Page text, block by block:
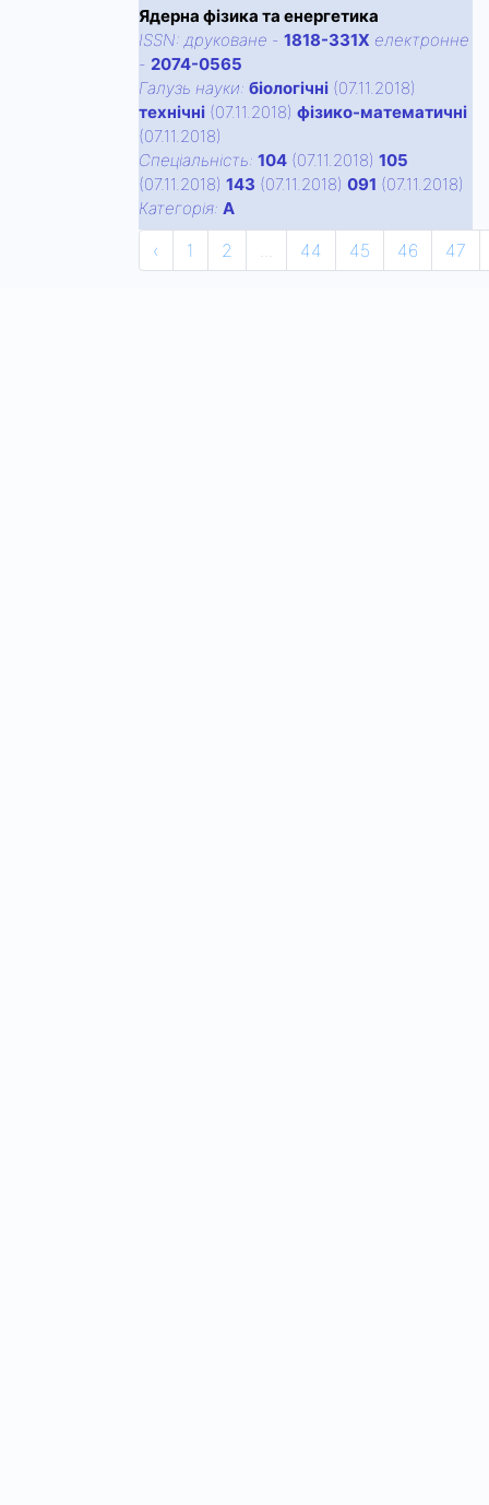
Ядерна фізика та енергетика
ISSN: друковане - 1818-331X електронне
- 2074-0565
Галузь науки: біологічні (07.11.2018)
технічні (07.11.2018) фізико-математичні
(07.11.2018)
Спецiальнiсть: 104 (07.11.2018) 105
(07.11.2018) 143 (07.11.2018) 091 (07.11.2018)
Категорiя: А
‹ 1 2 44 45 46 47